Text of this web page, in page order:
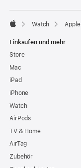
Watch
Einkaufen und mehr
Store
Mac
iPad
iPhone
Watch
AirPods
TV & Home
AirTag
Zubehör